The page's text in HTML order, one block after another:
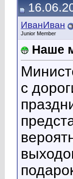
ИванИван
Junior Member
Наше
с